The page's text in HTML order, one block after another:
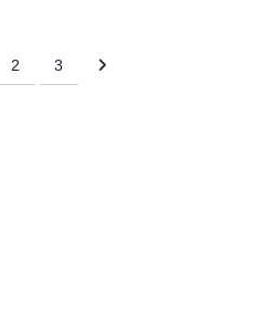
2 3